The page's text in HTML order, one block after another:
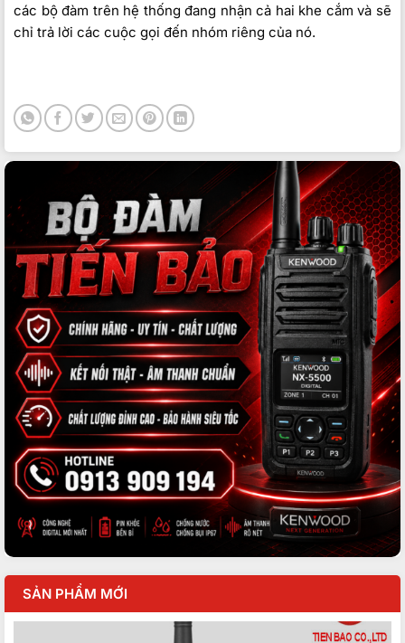
các bộ đàm trên hệ thống đang nhận cả hai khe cắm và sẽ
chỉ trả lời các cuộc gọi đến nhóm riêng của nó.
SẢN PHẨM MỚI